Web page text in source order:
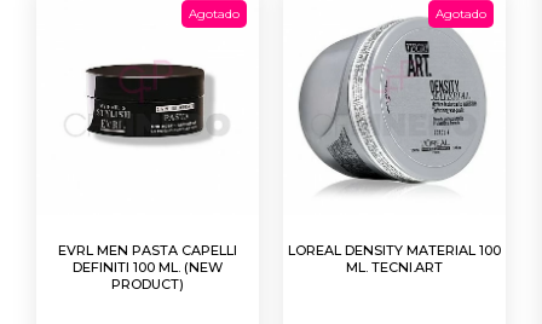
EVRL MEN PASTA CAPELLI
DEFINITI 100 ML. (NEW
PRODUCT)
Agotado
LOREAL DENSITY MATERIAL 100
ML. TECNI.ART
Agotado